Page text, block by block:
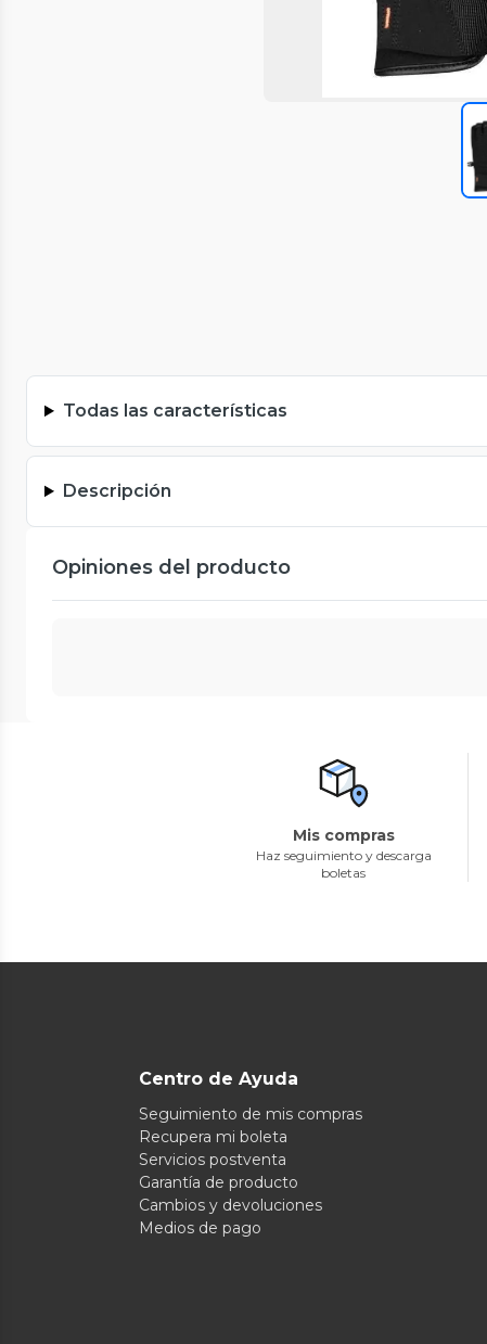
Todas las características
Descripción
Opiniones del producto
Mis compras
Haz seguimiento y descarga
boletas
Centro de Ayuda
Seguimiento de mis compras
Recupera mi boleta
Servicios postventa
Garantía de producto
Cambios y devoluciones
Medios de pago